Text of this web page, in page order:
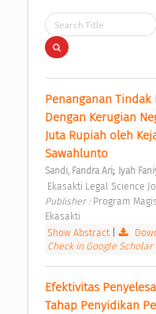
Penanganan Tindak
Dengan Kerugian
Juta Rupiah oleh
Sawahlunto
Sandi, Fandra Ari; Iyah
Ekasakti Legal Science
Publisher : Program
Ekasakti
Show Abstract|
Check in Google Scholar
Efektivitas
Tahap Penyidikan